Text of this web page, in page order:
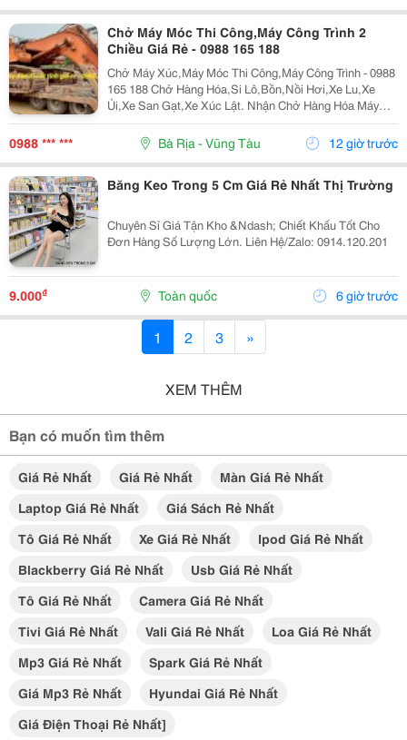
Chở Máy Móc Thi Công,Máy Công Trình 2
Chiều Giá Rẻ - 0988 165 188
Chở Máy Xúc,Máy Móc Thi Công,Máy Công Trình - 0988
165 188 Chở Hàng Hóa,Si Lô,Bồn,Nồi Hơi,Xe Lu,Xe
Ủi,Xe San Gạt,Xe Xúc Lật. Nhận Chở Hàng Hóa Máy
Móc Công Trình Đi Các Tỉnh Bắc Nam. &Ldquo; Hãy Gọi
Cho Tôi Để Có Giá Rẻ Nhất Thị Trường !&Rdquo;...
0988 *** *** Bà Rịa - Vũng Tàu 12 giờ trước
Băng Keo Trong 5 Cm Giá Rẻ Nhất Thị Trường
Chuyên Sỉ Giá Tận Kho &Ndash; Chiết Khấu Tốt Cho
Đơn Hàng Số Lượng Lớn. Liên Hệ/Zalo: 0914.120.201
9.000₫ Toàn quốc 6 giờ trước
1 2 3 »
XEM THÊM
Bạn có muốn tìm thêm
Giá Rẻ Nhất Giá Rẻ Nhất
Màn Giá Rẻ Nhất
Laptop Giá Rẻ Nhất
Giá Sách Rẻ Nhất
Tô Giá Rẻ Nhất
Xe Giá Rẻ Nhất
Ipod Giá Rẻ Nhất
Blackberry Giá Rẻ Nhất
Usb Giá Rẻ Nhất
Tô Giá Rẻ Nhất
Camera Giá Rẻ Nhất
Tivi Giá Rẻ Nhất
Vali Giá Rẻ Nhất
Loa Giá Rẻ Nhất
Mp3 Giá Rẻ Nhất
Spark Giá Rẻ Nhất
Giá Mp3 Rẻ Nhất
Hyundai Giá Rẻ Nhất
Giá Điện Thoại Rẻ Nhất]